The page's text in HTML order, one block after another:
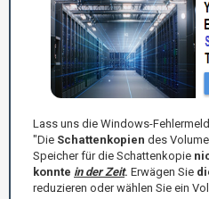
Lass uns die Windows-
"Die Schattenkopien des
Speicher für die Schattenkopie
konnte in der Zeit. Erwägen Sie
reduzieren oder wählen Sie ein